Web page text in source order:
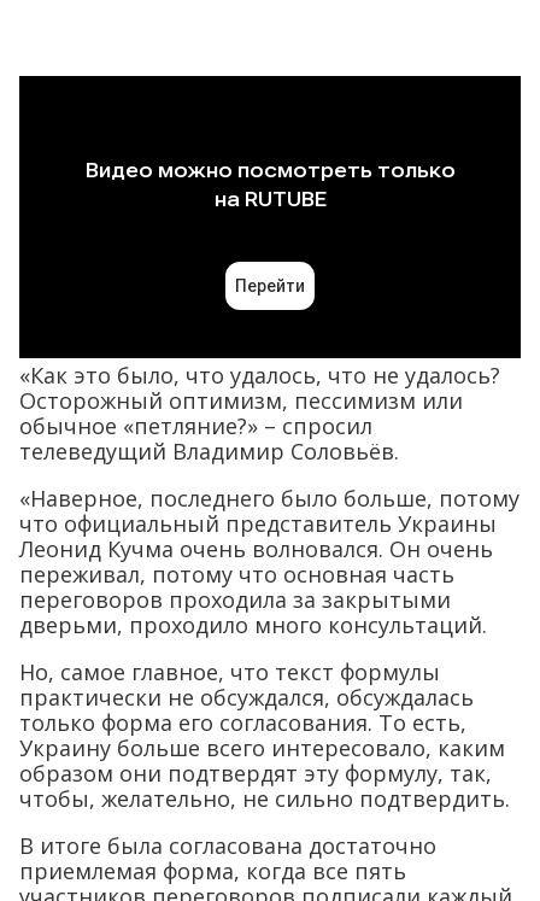
«Как это было, что удалось, что не удалось?
Осторожный оптимизм, пессимизм или
обычное «петляние?» – спросил
телеведущий Владимир Соловьёв.
«Наверное, последнего было больше, потому
что официальный представитель Украины
Леонид Кучма очень волновался. Он очень
переживал, потому что основная часть
переговоров проходила за закрытыми
дверьми, проходило много консультаций.
Но, самое главное, что текст формулы
практически не обсуждался, обсуждалась
только форма его согласования. То есть,
Украину больше всего интересовало, каким
образом они подтвердят эту формулу, так,
чтобы, желательно, не сильно подтвердить.
В итоге была согласована достаточно
приемлемая форма, когда все пять